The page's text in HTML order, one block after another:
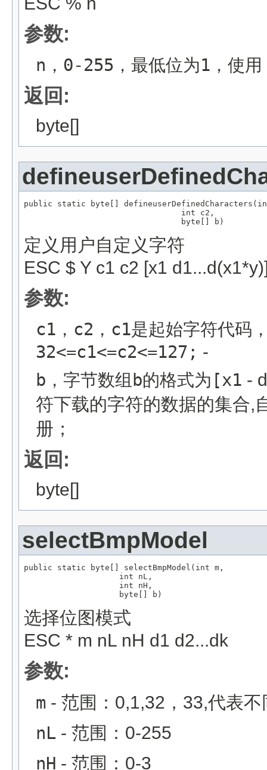
参数:
n，0-255，最低位为1，使
返回:
byte[]
public static byte[]
                                 int c2,
                                 byte[] b)
定义用户自定义字符
ESC $ Y c1 c2 [x1
参数:
c1，c2，c1是起始字符代码
32<=c1<=c2<=127; -
b，字节数组b的格式为[x1 -
符下载的字符的数据的集合,
册；
返回:
byte[]
selectBmpModel
public static byte[] selectBmpModel(int m,
                    int nL,
                    int nH,
                    byte[] b)
选择位图模式
ESC * m nL nH d1 d2...dk
参数:
m - 范围：0,1,32，33,代表
nL - 范围：0-255
nH - 范围：0-3